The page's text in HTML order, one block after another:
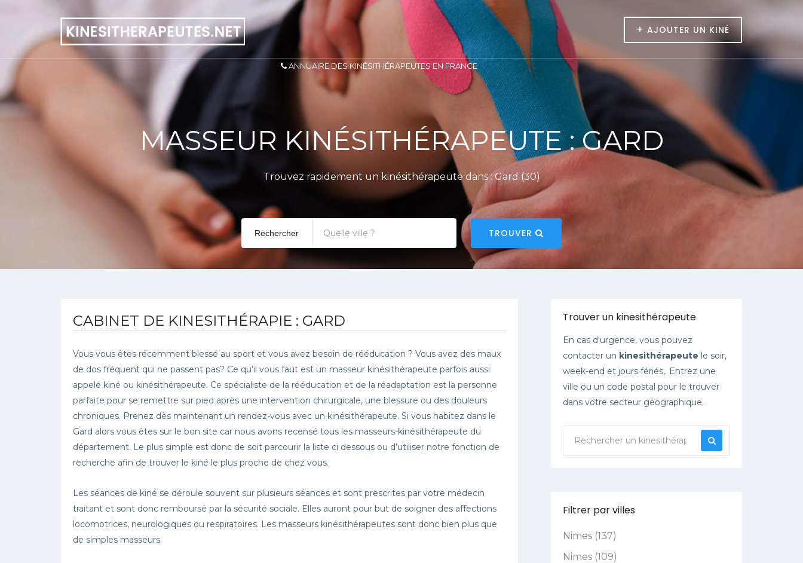
+ AJOUTER UN KINÉ
ANNUAIRE DES KINÉSITHÉRAPEUTES EN FRANCE
MASSEUR KINÉSITHÉRAPEUTE : GARD
Trouvez rapidement un kinésithérapeute dans : Gard (30)
Rechercher TROUVER
CABINET DE KINESITHÉRAPIE : GARD
Vous vous êtes récemment blessé au sport et vous avez besoin de rééducation ? Vous avez des maux
de dos fréquent qui ne passent pas? Ce qu’il vous faut est un masseur kinésithérapeute parfois aussi
appelé kiné ou kinésithérapeute. Ce spécialiste de la rééducation et de la réadaptation est la personne
parfaite pour se remettre sur pied après une intervention chirurgicale, une blessure ou des douleurs
chroniques. Prenez dès maintenant un rendez-vous avec un kinésithérapeute. Si vous habitez dans le
Gard alors vous êtes sur le bon site car nous avons recensé tous les masseurs-kinésithérapeute du
département. Le plus simple est donc de soit parcourir la liste ci dessous ou d’utiliser notre fonction de
recherche afin de trouver le kiné le plus proche de chez vous.
Les séances de kiné se déroule souvent sur plusieurs séances et sont prescrites par votre médecin
traitant et sont donc remboursé par la sécurité sociale. Elles auront pour but de soigner des affections
locomotrices, neurologiques ou respiratoires. Les masseurs kinésithérapeutes sont donc bien plus que
de simples masseurs.
Trouver un kinesithérapeute
En cas d'urgence, vous pouvez
contacter un kinesithérapeute le soir,
week-end et jours fériés,. Entrez une
ville ou un code postal pour le trouver
dans votre secteur géographique.
Filtrer par villes
Nimes (137)
Nimes (109)